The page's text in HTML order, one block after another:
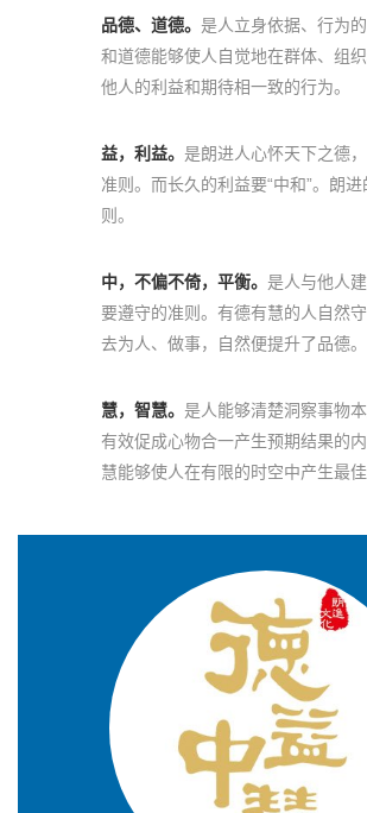
品德、道德。 是人立身依据、行为
和道德能够使人自觉地在群体、组
他人的利益和期待相一致的行为。
益，利益。 是朗进人心怀天下之德
准则。而长久的利益要“中和”。朗
则。
中，不偏不倚，平衡。 是人与他人
要遵守的准则。有德有慧的人自然守
去为人、做事，自然便提升了品德。
慧，智慧。 是人能够清楚洞察事物
有效促成心物合一产生预期结果的
慧能够使人在有限的时空中产生最佳